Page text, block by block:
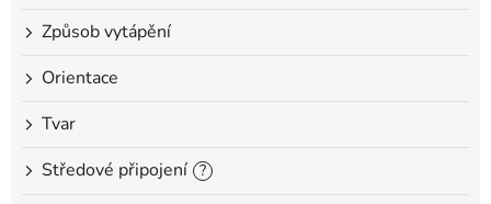
Způsob vytápění
Orientace
Tvar
Středové připojení ?